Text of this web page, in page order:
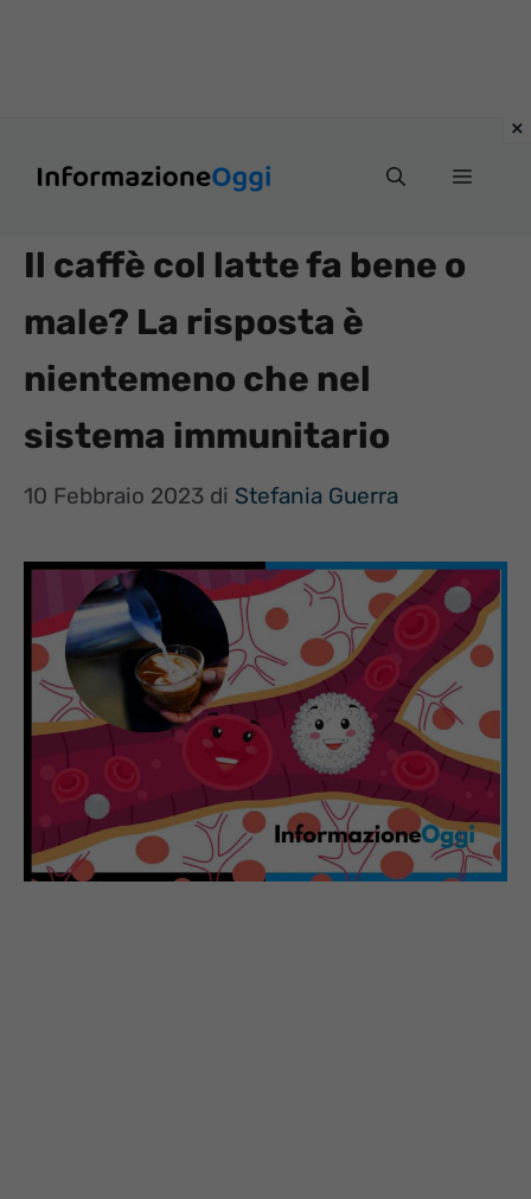
Menu
Il caffè col latte fa bene o
male? La risposta è
nientemeno che nel
sistema immunitario
10 Febbraio 2023 di Stefania Guerra